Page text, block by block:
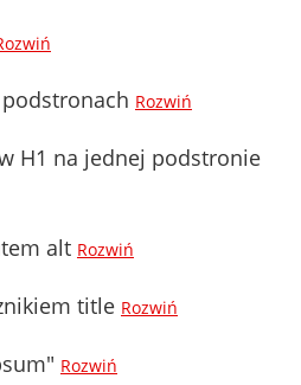
podstronach Rozwiń
H1 na jednej podstronie
alt Rozwiń
title Rozwiń
Rozwiń